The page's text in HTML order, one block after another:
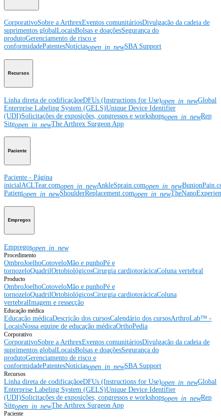
CorporativoSobre a ArthrexEventos comunitáriosDivulgação da cadeia de
suprimentos globalLocaisBolsas e doaçõesSegurança do
produtoGerenciamento de risco e
conformidadePatentesNotíciasopen_in_newSBA Support
Recursos
Linha direta de codificaçãoeDFUs (Instructions for Use)open_in_newGlobal
Enterprise Labeling System (GELS)Unique Device Identifier
(UDI)Solicitações de exposições, congressos e workshopsopen_in_newRep
Siteopen_in_newThe Arthrex Surgeon App
Paciente
Paciente - Página
inicialACLTear.comopen_in_newAnkleSprain.comopen_in_new
Patientopen_in_newShoulderReplacement.comopen_in_new
Empregos
Empregosopen_in_new
Procedimento
OmbroJoelhoCotoveloMão e punhoPé e
tornozeloQuadrilOrtobiológicosCirurgia cardiotorácicaColuna vertebral
Producto
OmbroJoelhoCotoveloMão e punhoPé e
tornozeloQuadrilOrtobiológicosCirurgia cardiotorácicaColuna
vertebralImagem e ressecção
Educação médica
Educação médicaDescrição dos cursosCalendário dos cursosArthroLab™ -
LocaisNossa equipe de educação médicaOrthoPedia
Corporativo
CorporativoSobre a ArthrexEventos comunitáriosDivulgação da cadeia de
suprimentos globalLocaisBolsas e doaçõesSegurança do
produtoGerenciamento de risco e
conformidadePatentesNotíciasopen_in_newSBA Support
Recursos
Linha direta de codificaçãoeDFUs (Instructions for Use)open_in_newGlobal
Enterprise Labeling System (GELS)Unique Device Identifier
(UDI)Solicitações de exposições, congressos e workshopsopen_in_newRep
Siteopen_in_newThe Arthrex Surgeon App
Paciente